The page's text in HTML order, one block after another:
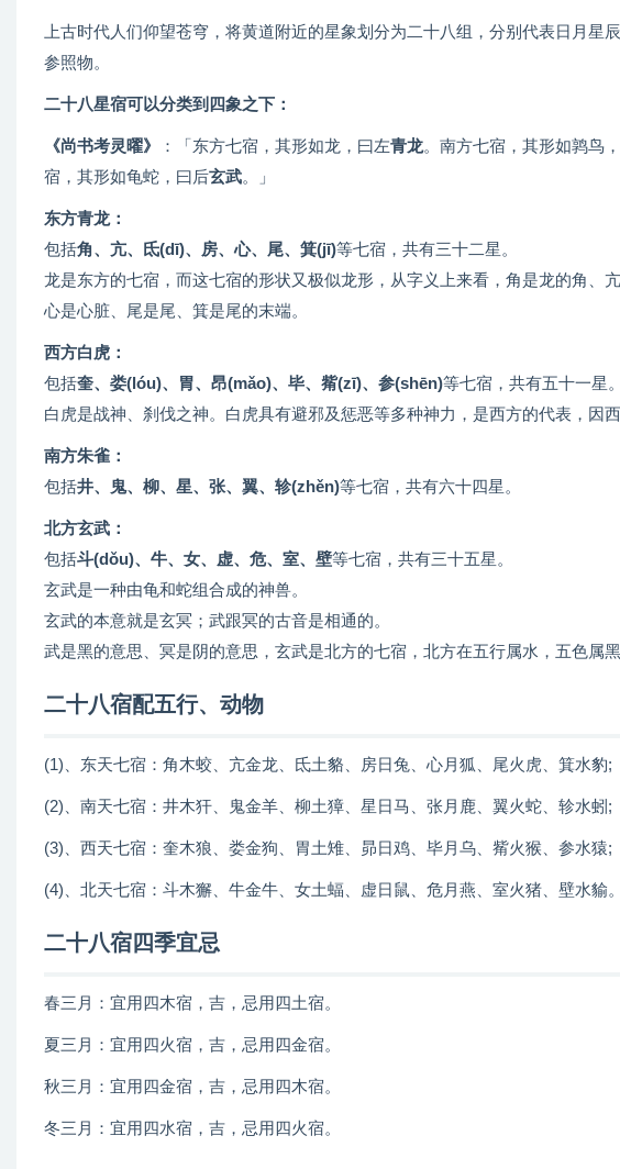
上古时代人们仰望苍穹，将黄道附近的星象划分为二十八组，分别代表日月星
参照物。
二十八星宿可以分类到四象之下：
《尚书考灵曜》 ：「东方七宿，其形如龙，曰左青龙。南方七宿，其形如鹑鸟
宿，其形如龟蛇，曰后玄武。」
东方青龙：
包括角、亢、氐(dī)、房、心、尾、箕(jī)等七宿，共有三十二星。
龙是东方的七宿，而这七宿的形状又极似龙形，从字义上来看，角是龙的角、
心是心脏、尾是尾、箕是尾的末端。
西方白虎：
包括奎、娄(lóu)、胃、昂(mǎo)、毕、觜(zī)、参(shēn)等七宿，共有五十一星。
白虎是战神、刹伐之神。白虎具有避邪及惩恶等多种神力，是西方的代表，因
南方朱雀：
包括井、鬼、柳、星、张、翼、轸(zhěn)等七宿，共有六十四星。
北方玄武：
包括斗(dǒu)、牛、女、虚、危、室、壁等七宿，共有三十五星。
玄武是一种由龟和蛇组合成的神兽。
玄武的本意就是玄冥；武跟冥的古音是相通的。
武是黑的意思、冥是阴的意思，玄武是北方的七宿，北方在五行属水，五色属黑
二十八宿配五行、动物
(1)、东天七宿：角木蛟、亢金龙、氐土貉、房日兔、心月狐、尾火虎、箕水豹;
(2)、南天七宿：井木犴、鬼金羊、柳土獐、星日马、张月鹿、翼火蛇、轸水蚓;
(3)、西天七宿：奎木狼、娄金狗、胃土雉、昴日鸡、毕月乌、觜火猴、参水猿;
(4)、北天七宿：斗木獬、牛金牛、女土蝠、虚日鼠、危月燕、室火猪、壁水貐。
二十八宿四季宜忌
春三月：宜用四木宿，吉，忌用四土宿。
夏三月：宜用四火宿，吉，忌用四金宿。
秋三月：宜用四金宿，吉，忌用四木宿。
冬三月：宜用四水宿，吉，忌用四火宿。